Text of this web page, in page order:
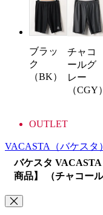
ブラッ
ク
（BK）
チャコ
ールグ
レー
（CGY）
OUTLET
VACASTA
（バケスタ）
バケスタ
商品】 （チャコール